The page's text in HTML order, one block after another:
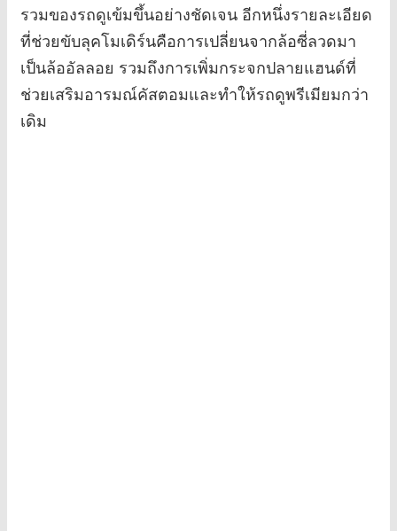
รวมของรถดูเข้มขึ้นอย่างชัดเจน อีกหนึ่งรายละเอียด
ที่ช่วยขับลุคโมเดิร์นคือการเปลี่ยนจากล้อซี่ลวดมา
เป็นล้ออัลลอย รวมถึงการเพิ่มกระจกปลายแฮนด์ที่
ช่วยเสริมอารมณ์คัสตอมและทำให้รถดูพรีเมียมกว่า
เดิม